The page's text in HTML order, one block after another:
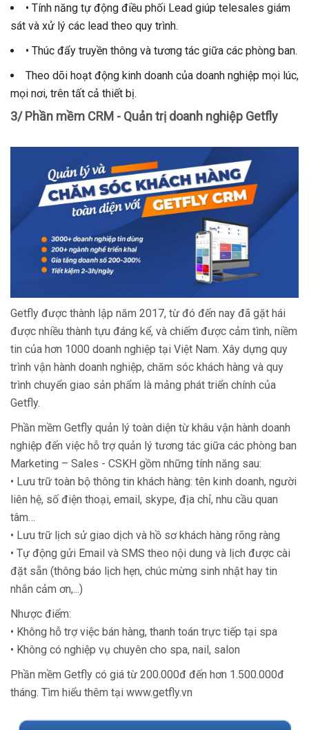
• Tính năng tự động điều phối Lead giúp telesales giám
sát và xử lý các lead theo quy trình.
• Thúc đẩy truyền thông và tương tác giữa các phòng ban.
Theo dõi hoạt động kinh doanh của doanh nghiệp mọi lúc,
mọi nơi, trên tất cả thiết bị.
3/ Phần mềm CRM - Quản trị doanh nghiệp Getfly
Getfly được thành lập năm 2017, từ đó đến nay đã gặt hái
được nhiều thành tựu đáng kể, và chiếm được cảm tình, niềm
tin của hơn 1000 doanh nghiệp tại Việt Nam. Xây dựng quy
trình vận hành doanh nghiệp, chăm sóc khách hàng và quy
trình chuyển giao sản phẩm là mảng phát triển chính của
Getfly.
Phần mềm Getfly quản lý toàn diện từ khâu vận hành doanh
nghiệp đến việc hỗ trợ quản lý tương tác giữa các phòng ban
Marketing – Sales - CSKH gồm những tính năng sau:
• Lưu trữ toàn bộ thông tin khách hàng: tên kinh doanh, người
liên hệ, số điện thoại, email, skype, địa chỉ, nhu cầu quan
tâm…
• Lưu trữ lịch sử giao dịch và hồ sơ khách hàng rõng ràng
• Tự động gửi Email và SMS theo nội dung và lịch được cài
đặt sẵn (thông báo lịch hẹn, chúc mừng sinh nhật hay tin
nhắn cảm ơn,...)
Nhược điểm:
• Không hỗ trợ việc bán hàng, thanh toán trực tiếp tại spa
• Không có nghiệp vụ chuyên cho spa, nail, salon
Phần mềm Getfly có giá từ 200.000đ đến hơn 1.500.000đ
tháng. Tìm hiểu thêm tại www.getfly.vn